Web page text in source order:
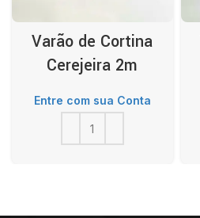
Varão de Cortina
Cerejeira 2m
Entre com sua Conta